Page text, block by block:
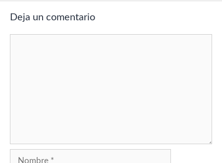
Deja un comentario
Nombre